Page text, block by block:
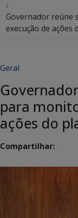
Governador reúne
execução de
Geral
para
ações do
Compartilhar: